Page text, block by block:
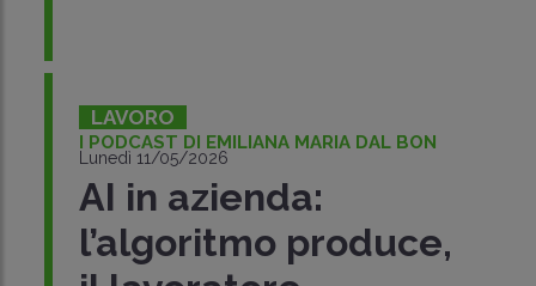
LAVORO
I PODCAST DI EMILIANA MARIA DAL BON
Lunedì 11/05/2026
AI in azienda:
l’algoritmo produce,